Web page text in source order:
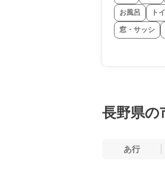
お風呂 ト
窓・サッシ
長野県の
あ行